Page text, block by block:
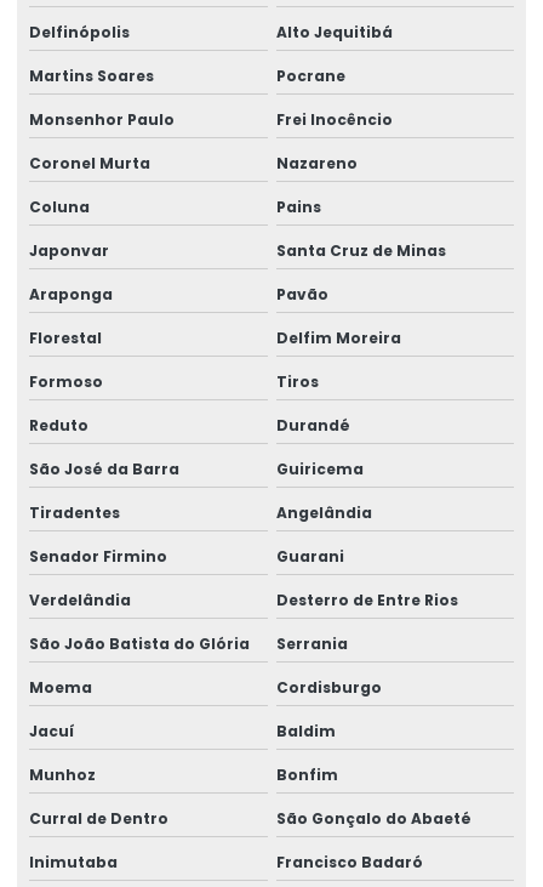
Delfinópolis Alto Jequitibá
Martins Soares Pocrane
Monsenhor Paulo Frei Inocêncio
Coronel Murta Nazareno
Coluna Pains
Japonvar Santa Cruz de Minas
Araponga Pavão
Florestal Delfim Moreira
Formoso Tiros
Reduto Durandé
São José da Barra Guiricema
Tiradentes Angelândia
Senador Firmino Guarani
Verdelândia Desterro de Entre Rios
São João Batista do Glória Serrania
Moema Cordisburgo
Jacuí Baldim
Munhoz Bonfim
Curral de Dentro São Gonçalo do Abaeté
Inimutaba Francisco Badaró